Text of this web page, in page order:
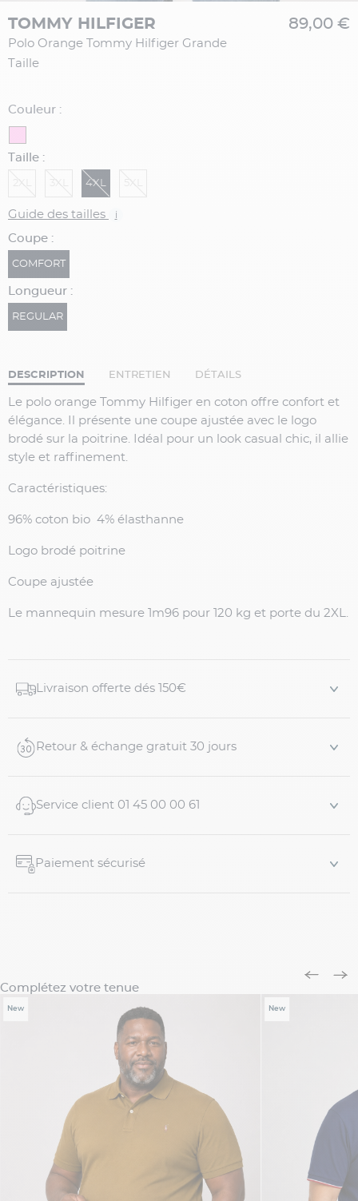
TOMMY HILFIGER
Polo Orange Tommy Hilfiger Grande
Taille
89,00 €
Couleur :
Taille :
4XL
Guide des tailles i
Coupe :
COMFORT
Longueur :
REGULAR
DESCRIPTION ENTRETIEN DÉTAILS
Le polo orange Tommy Hilfiger en coton offre confort et
élégance. Il présente une coupe ajustée avec le logo
brodé sur la poitrine. Idéal pour un look casual chic, il allie
style et raffinement.
Caractéristiques:
96% coton bio 4% élasthanne
Logo brodé poitrine
Coupe ajustée
Le mannequin mesure 1m96 pour 120 kg et porte du 2XL.
Livraison offerte dés 150€
Retour & échange gratuit 30 jours
Service client 01 45 00 00 61
Paiement sécurisé
Complétez votre tenue
New New